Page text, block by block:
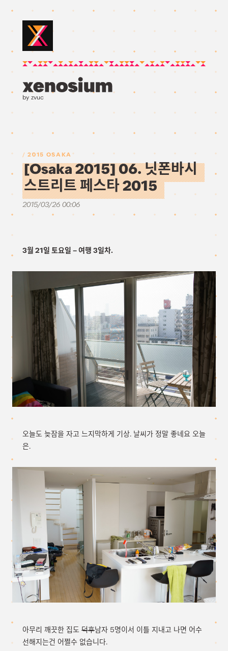
by zvuc
2015 OSAKA
[Osaka 2015] 06. 닛폰바시
스트리트 페스타 2015
2015/03/26 00:06
3월 21일 토요일 – 여행 3일차.
오늘도 늦잠을 자고 느지막하게 기상. 날씨가 정말 좋네요 오늘
은.
아무리 깨끗한 집도 덕후남자 5명이서 이틀 지내고 나면 어수
선해지는건 어쩔수 없습니다.